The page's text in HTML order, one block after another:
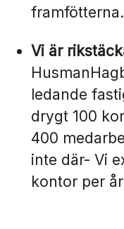
framfötterna.
Vi är
ledande
drygt 100
400
inte där- Vi
kontor per